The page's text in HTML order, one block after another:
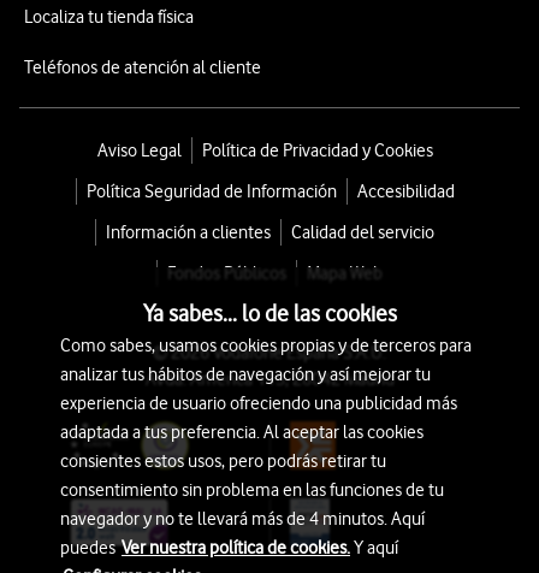
Localiza tu tienda física
Teléfonos de atención al cliente
Aviso Legal
Política de Privacidad y Cookies
Política Seguridad de Información
Accesibilidad
Información a clientes
Calidad del servicio
Fondos Públicos
Mapa Web
© 2026 Vodafone España S.A.U.
Avda. América 115, 28042 Madrid
Ya sabes... lo de las cookies
Como sabes, usamos cookies propias y de terceros para
analizar tus hábitos de navegación y así mejorar tu
experiencia de usuario ofreciendo una publicidad más
adaptada a tus preferencia. Al aceptar las cookies
consientes estos usos, pero podrás retirar tu
consentimiento sin problema en las funciones de tu
navegador y no te llevará más de 4 minutos. Aquí
puedesVer nuestra política de cookies.Y aquí